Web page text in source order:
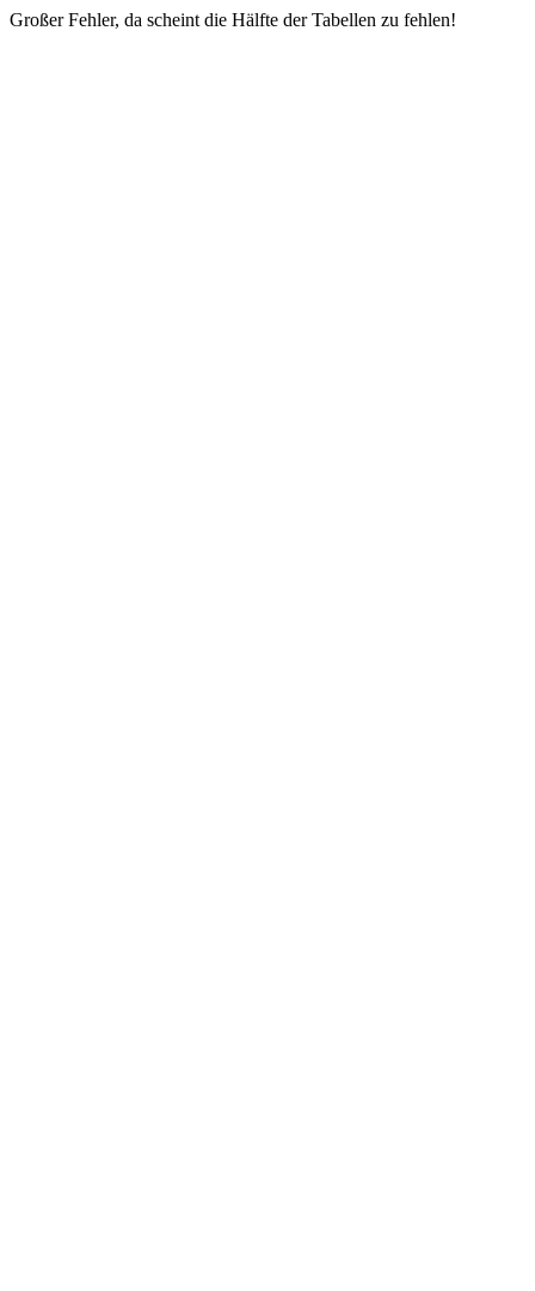
Großer Fehler, da scheint die Hälfte der Tabellen zu fehlen!